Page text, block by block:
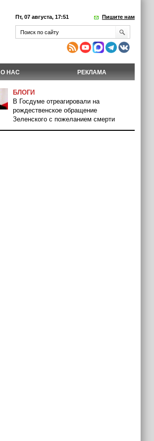
Пт, 07 августа, 17:51 Пишите нам
О НАС РЕКЛАМА
БЛОГИ
В Госдуме отреагировали на
рождественское обращение
Зеленского с пожеланием смерти